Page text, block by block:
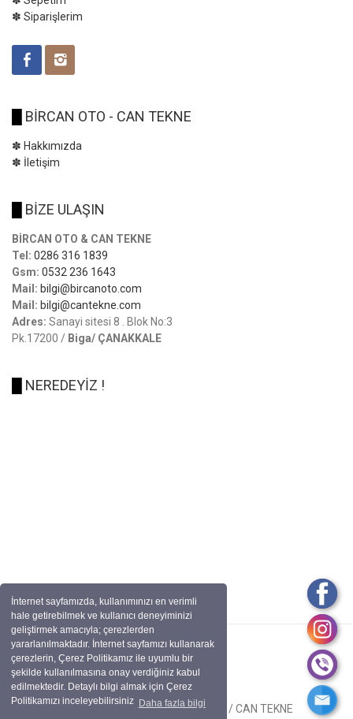
İnternet sayfamızda, kullanımınızı en verimli
hale getirebilmek ve kullanıcı deneyiminizi
geliştirmek amacıyla; çerezlerden
yararlanılmaktadır. İnternet sayfamızı kullanarak
çerezlerin, Çerez Politikamız ile uyumlu bir
şekilde kullanılmasına onay verdiğiniz kabul
edilmektedir. Detaylı bilgi almak için Çerez
Politikamızı inceleyebilirsiniz Daha fazla bilgi
✽ Siparişlerim
BİRCAN OTO - CAN TEKNE
✽ Hakkımızda
✽ İletişim
BİZE ULAŞIN
BİRCAN OTO & CAN TEKNE
Tel: 0286 316 1839
Gsm: 0532 236 1643
Mail: bilgi@bircanoto.com
Mail: bilgi@cantekne.com
Adres: Sanayi sitesi 8 . Blok No:3
Pk.17200 / Biga/ ÇANAKKALE
NEREDEYİZ !
Tüm Hakları Saklıdır. BİRCAN OTO / CAN TEKNE